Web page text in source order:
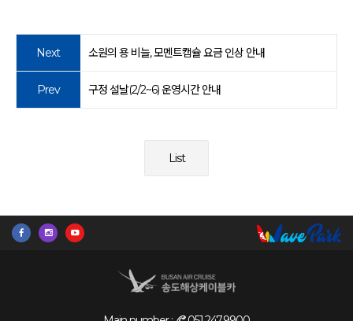
Next 소원의 용 비늘, 모멘트캡슐 요금 인상 안내
Prev 구정 설날(2/2~6) 운영시간 안내
List